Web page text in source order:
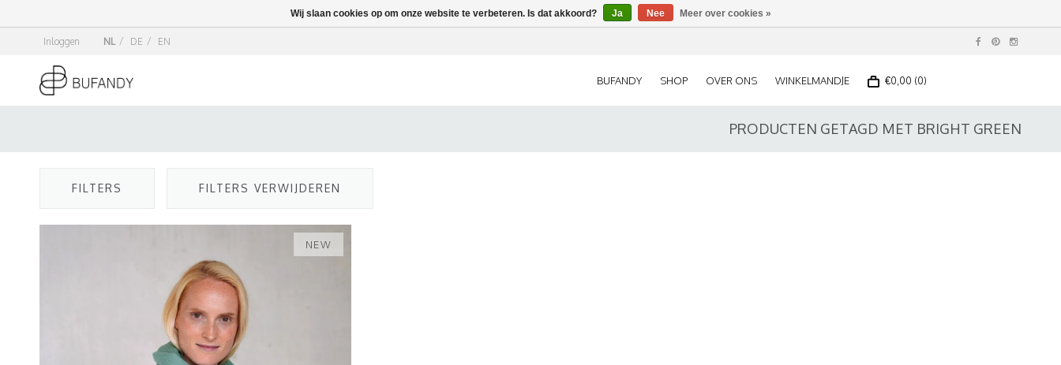
Inloggen NL / DE / EN
BUFANDY SHOP OVER ONS WINKELMANDJE €0,00 (0)
PRODUCTEN GETAGD MET BRIGHT GREEN
FILTERS FILTERS VERWIJDEREN
NEW
Wij slaan cookies op om onze website te verbeteren. Is dat akkoord? Ja Nee Meer over cookies »